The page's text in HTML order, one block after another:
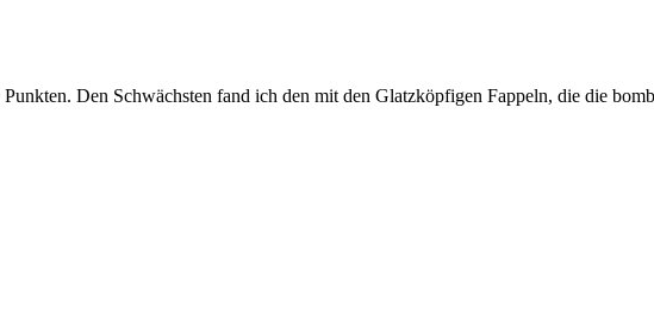
Den Schwächsten fand ich den mit den Glatzköpfigen Fappeln, die die